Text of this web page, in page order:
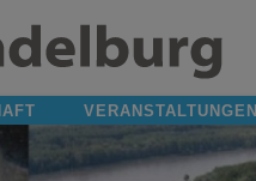
VERANSTALTUNGEN